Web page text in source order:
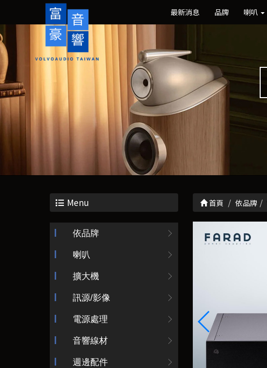
最新消息 品牌 喇叭
Menu
依品牌
喇叭
擴大機
訊源/影像
電源處理
音響線材
週邊配件
首頁 依品牌